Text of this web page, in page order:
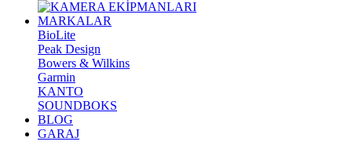
MARKALAR
BioLite
Peak Design
Bowers & Wilkins
Garmin
KANTO
SOUNDBOKS
BLOG
GARAJ